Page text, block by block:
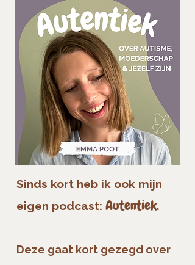
Sinds kort heb ik ook mijn
eigen podcast: Autentiek.
Deze gaat kort gezegd over